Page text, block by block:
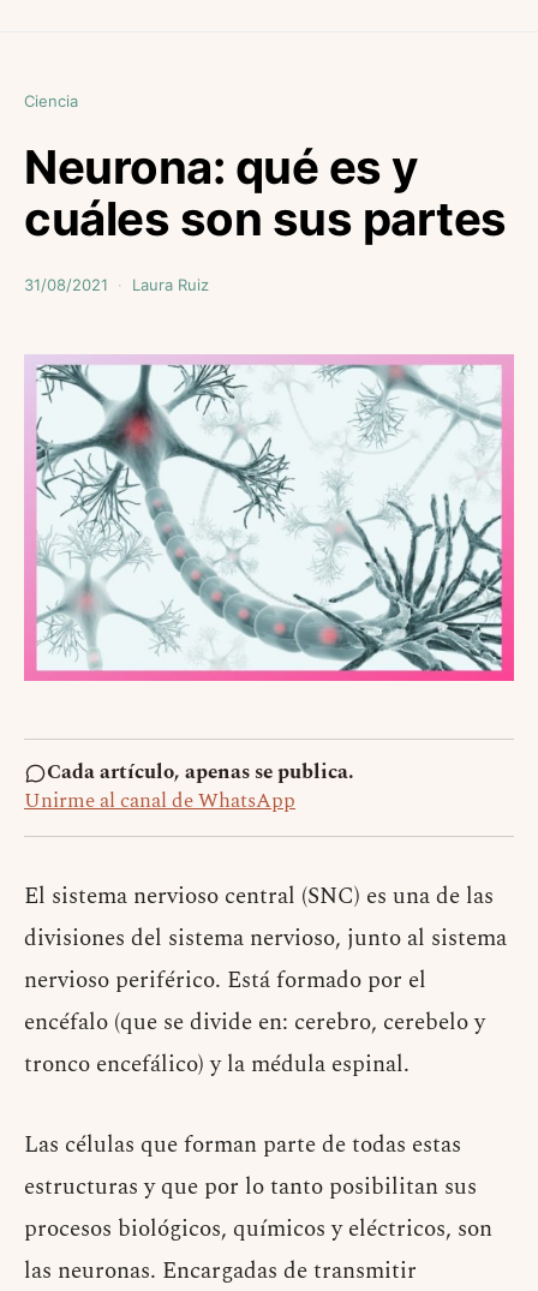
Ciencia
Neurona: qué es y
cuáles son sus partes
31/08/2021 Laura Ruiz
Cada artículo, apenas se publica.
Unirme al canal de WhatsApp
El sistema nervioso central (SNC) es una de las
divisiones del sistema nervioso, junto al sistema
nervioso periférico. Está formado por el
encéfalo (que se divide en: cerebro, cerebelo y
tronco encefálico) y la médula espinal.
Las células que forman parte de todas estas
estructuras y que por lo tanto posibilitan sus
procesos biológicos, químicos y eléctricos, son
las neuronas. Encargadas de transmitir